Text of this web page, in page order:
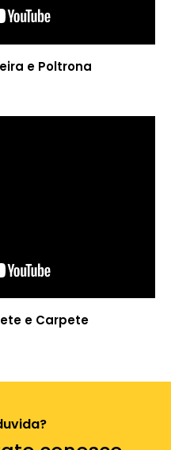
e Poltrona
e Carpete